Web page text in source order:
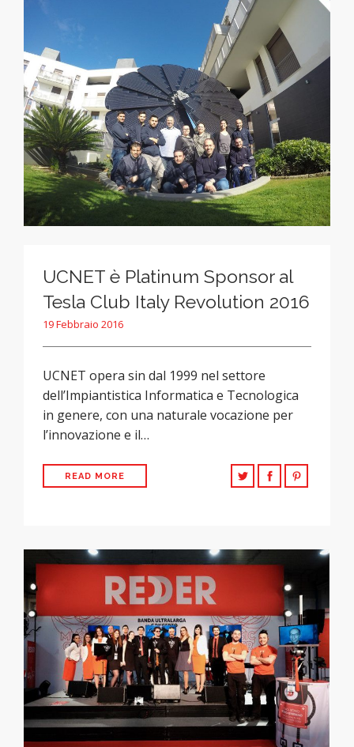
UCNET è Platinum Sponsor al
Tesla Club Italy Revolution 2016
19 Febbraio 2016
UCNET opera sin dal 1999 nel settore
dell’Impiantistica Informatica e Tecnologica
in genere, con una naturale vocazione per
l’innovazione e il…
READ MORE